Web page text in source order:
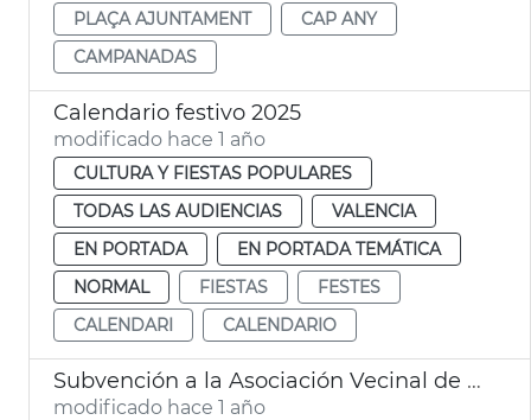
PLAÇA AJUNTAMENT
CAP ANY
CAMPANADAS
Calendario festivo 2025
modificado hace 1 año
CULTURA Y FIESTAS POPULARES
TODAS LAS AUDIENCIAS
VALENCIA
EN PORTADA
EN PORTADA TEMÁTICA
NORMAL
FIESTAS
FESTES
CALENDARI
CALENDARIO
Subvención a la Asociación Vecinal de Patraix
modificado hace 1 año